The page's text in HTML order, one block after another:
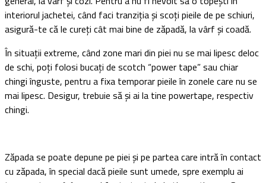
interiorul jachetei, când faci tranziția și scoți pieile de pe schiuri,
asigură-te că le cureți cât mai bine de zăpadă, la vârf și coadă.
În situații extreme, când zone mari din piei nu se mai lipesc deloc
de schi, poți folosi bucați de scotch “power tape” sau chiar
chingi înguste, pentru a fixa temporar pieile în zonele care nu se
mai lipesc. Desigur, trebuie să și ai la tine powertape, respectiv
chingi.
Zăpada se poate depune pe piei și pe partea care intră în contact
cu zăpada, în special dacă pieile sunt umede, spre exemplu ai